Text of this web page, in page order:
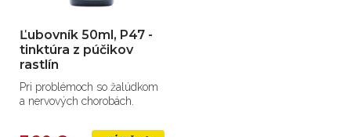
Ľubovník 50ml, P47 -
tinktúra z púčikov
rastlín
Pri problémoch so žalúdkom
a nervových chorobách.